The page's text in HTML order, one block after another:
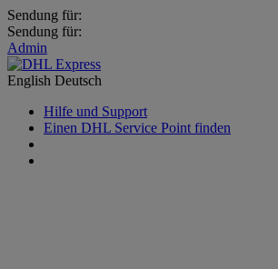
Sendung für:
Sendung für:
Admin
English Deutsch
Hilfe und Support
Einen DHL Service Point finden